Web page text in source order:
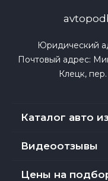
Юридический
Почтовый адрес:
Клецк,
Каталог авто
Видеоотзывы
Цены на